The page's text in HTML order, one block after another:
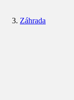
Záhrada